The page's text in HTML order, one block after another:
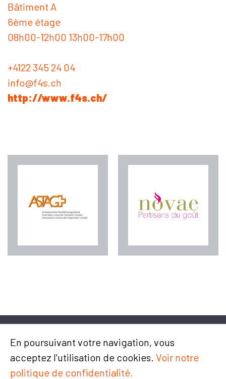
Bâtiment A
6ème étage
08h00-12h00 13h00-17h00
+4122 345 24 04
info@f4s.ch
http://www.f4s.ch/
Chemin du Champ-des-Filles 4/6
En poursuivant votre navigation, vous
acceptez l'utilisation de cookies. Voir notre
politique de confidentialité.